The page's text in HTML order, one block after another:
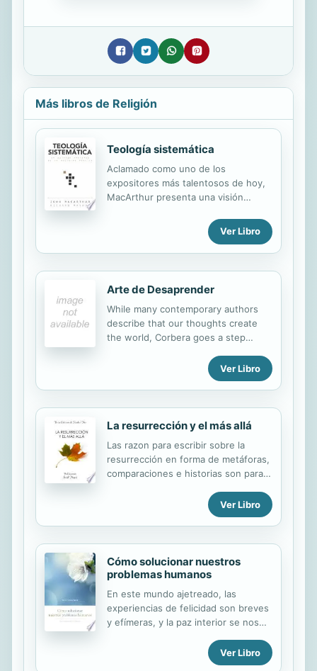
Más libros de Religión
Teología sistemática
Aclamado como uno de los
expositores más talentosos de hoy,
MacArthur presenta una visión
creencias cristianas. Profundiza tu
comprensión de las doctrinas
relacionadas con la Palabra de Dios,
cada persona de la Trinidad, la
los ángeles, la iglesia y el futuro del
mundo. Hailed as one of today's
most gifted expositors, MacArthur
presents a systematic overview of
major Christian beliefs. Deepen your
understanding of doctrines
pertaining to God's Word, each
sin, salvation, angels, the...
Ver Libro
Arte de Desaprender
While many contemporary authors
describe that our thoughts create
the world, Corbera goes a step
happens, giving an orderly and
scientific description of the process.
It opens awesome horizons for the
human mind.
Ver Libro
La resurrección y el más allá
Las razon para escribir sobre la
resurrección en forma de metáforas,
comparaciones e historias son para
demostrar qué tan racionales,
apropiadas, bien fundadas y
coherentes son las verdades del
Islam. El significado de la historia
está contenido en las verdades que
las concluyen; cada historia es como
consecuencia, no es mero cuento
ficticio, sino verdad auténtica.
Ver Libro
Cómo solucionar nuestros
problemas humanos
En este mundo ajetreado, las
experiencias de felicidad son breves
y efímeras, y la paz interior se nos
negativos, como el deseo
incontrolado y el odio, nos causan
Ver Libro